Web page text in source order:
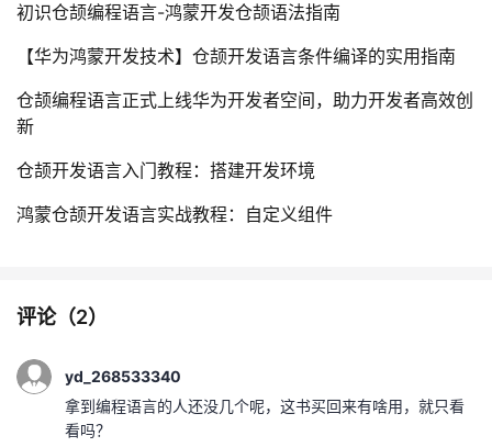
初识仓颉编程语言-鸿蒙开发仓颉语法指南
【华为鸿蒙开发技术】仓颉开发语言条件编译的实用指南
仓颉编程语言正式上线华为开发者空间，助力开发者高效创
新
仓颉开发语言入门教程：搭建开发环境
鸿蒙仓颉开发语言实战教程：自定义组件
评论（2）
yd_268533340
拿到编程语言的人还没几个呢，这书买回来有啥用，就只看
看吗？